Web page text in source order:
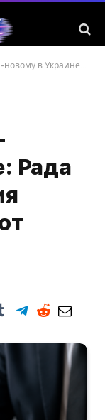
изменения правил отсрочки от мобилизации
Рада